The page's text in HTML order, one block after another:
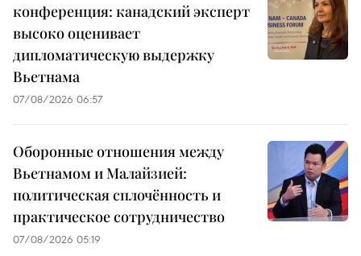
конференция: канадский эксперт
высоко оценивает
дипломатическую выдержку
Вьетнама
07/08/2026 06:57
Оборонные отношения между
Вьетнамом и Малайзией:
политическая сплочённость и
практическое сотрудничество
07/08/2026 05:19